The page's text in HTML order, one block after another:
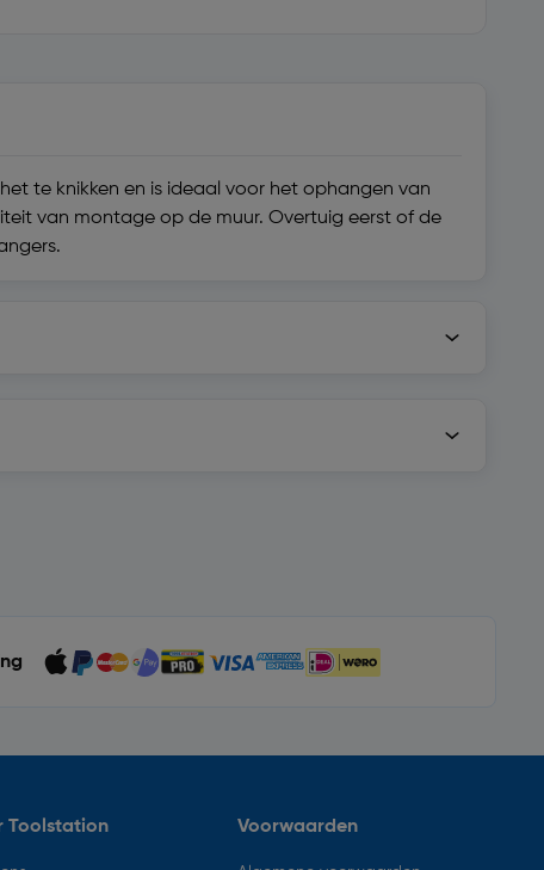
te knikken en is ideaal voor het ophangen van
van montage op de muur. Overtuig eerst of de
Toolstation Voorwaarden